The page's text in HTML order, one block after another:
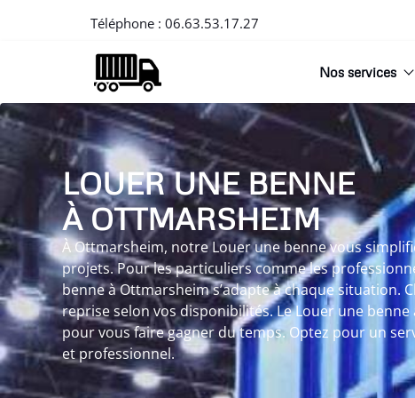
Téléphone : 06.63.53.17.27
Nos services
LOUER UNE BENNE
À OTTMARSHEIM
À Ottmarsheim, notre Louer une benne vous
projets. Pour les particuliers comme les
benne à Ottmarsheim s’adapte à chaque situation.
reprise selon vos disponibilités. Le Louer une
pour vous faire gagner du temps. Optez pour un
et professionnel.